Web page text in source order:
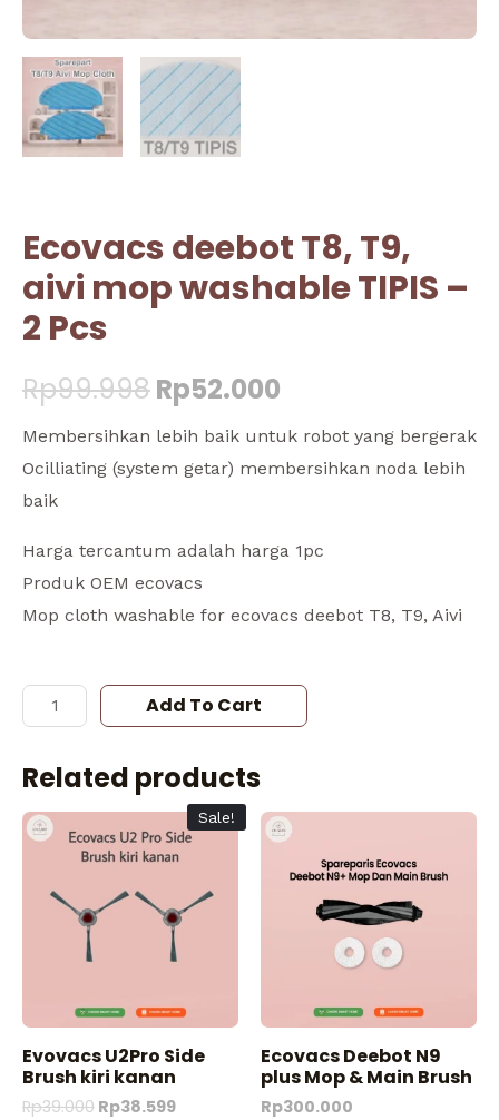
Ecovacs deebot T8, T9,
aivi mop washable TIPIS –
2 Pcs
Rp99.998Rp52.000
Membersihkan lebih baik untuk robot yang bergerak
Ocilliating (system getar) membersihkan noda lebih
baik
Harga tercantum adalah harga 1pc
Produk OEM ecovacs
Mop cloth washable for ecovacs deebot T8, T9, Aivi
Add To Cart
Related products
Sale!
Evovacs U2Pro Side
Brush kiri kanan
Rp39.000 Rp38.599
Ecovacs Deebot N9
plus Mop & Main Brush
Rp300.000